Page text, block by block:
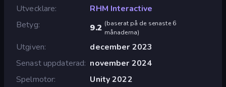
Utvecklare
RHM Interactive
Betyg
9.2 (baserat på de senaste 6
månaderna)
Utgiven
december 2023
Senast uppdaterad november 2024
Spelmotor
Unity 2022